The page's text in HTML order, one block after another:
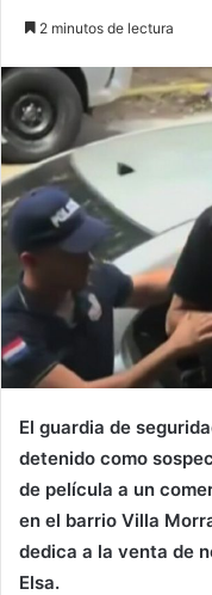
2 minutos de lectura
El guardia de
detenido como
de película a un
en el barrio Villa
dedica a la venta de
Elsa.